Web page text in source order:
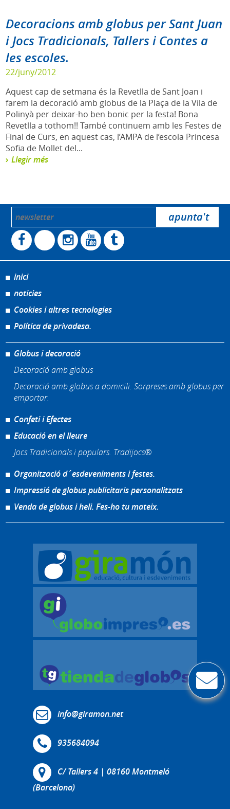
Decoracions amb globus per Sant Juan
i Jocs Tradicionals, Tallers i Contes a
les escoles.
22/juny/2012
Aquest cap de setmana és la Revetlla de Sant Joan i
farem la decoració amb globus de la Plaça de la Vila de
Polinyà per deixar-ho ben bonic per la festa! Bona
Revetlla a tothom!! També continuem amb les Festes de
Final de Curs, en aquest cas, l’AMPA de l’escola Princesa
Sofia de Mollet del...
Llegir més
inici
noticies
Cookies i altres tecnologies
Política de privadesa.
Globus i decoració
Decoració amb globus
Decoració amb globus a domicili. Sorpreses amb globus per
emportar.
Confeti i Efectes
Educació en el lleure
Jocs Tradicionals i populars. Tradijocs®
Organització d´esdeveniments i festes.
Impressió de globus publicitaris personalitzats
Venda de globus i heli. Fes-ho tu mateix.
info@giramon.net
935684094
C/ Tallers 4 | 08160 Montmeló
(Barcelona)